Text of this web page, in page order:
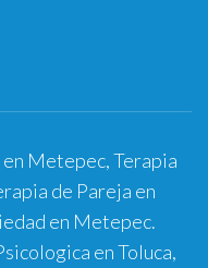
Metepec, Terapia
de Pareja en
en Metepec.
en Toluca,